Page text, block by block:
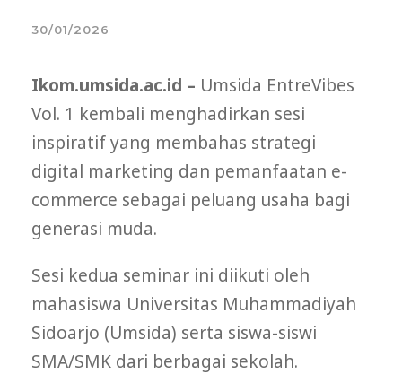
30/01/2026
Ikom.umsida.ac.id – Umsida EntreVibes
Vol. 1 kembali menghadirkan sesi
inspiratif yang membahas strategi
digital marketing dan pemanfaatan e-
commerce sebagai peluang usaha bagi
generasi muda.
Sesi kedua seminar ini diikuti oleh
mahasiswa Universitas Muhammadiyah
Sidoarjo (Umsida) serta siswa-siswi
SMA/SMK dari berbagai sekolah.